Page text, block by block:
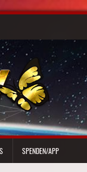
SPENDEN/APP